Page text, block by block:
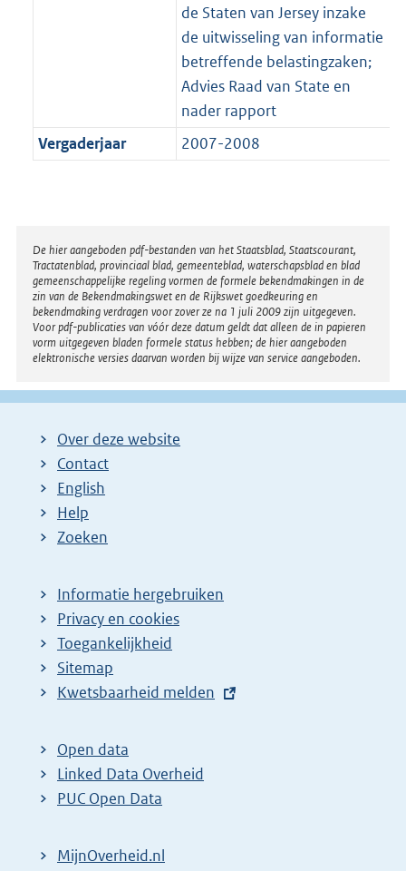
de Staten van Jersey inzake
de uitwisseling van informatie
betreffende belastingzaken;
Advies Raad van State en
nader rapport
Vergaderjaar
2007-2008
Disclaimer
De hier aangeboden pdf-bestanden van het Staatsblad, Staatscourant,
Tractatenblad, provinciaal blad, gemeenteblad, waterschapsblad en blad
gemeenschappelijke regeling vormen de formele bekendmakingen in de
zin van de Bekendmakingswet en de Rijkswet goedkeuring en
bekendmaking verdragen voor zover ze na 1 juli 2009 zijn uitgegeven.
Voor pdf-publicaties van vóór deze datum geldt dat alleen de in papieren
vorm uitgegeven bladen formele status hebben; de hier aangeboden
elektronische versies daarvan worden bij wijze van service aangeboden.
Over deze website
Contact
English
Help
Zoeken
Informatie hergebruiken
Privacy en cookies
Toegankelijkheid
Sitemap
E
t
e
r
l
Kwetsbaarheid melden
Open data
Linked Data Overheid
PUC Open Data
MijnOverheid.nl